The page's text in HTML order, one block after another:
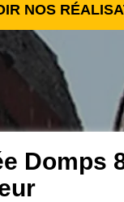
NOS
Domps